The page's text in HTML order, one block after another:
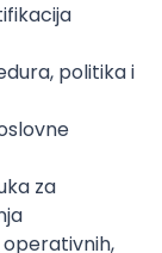
politika i
za